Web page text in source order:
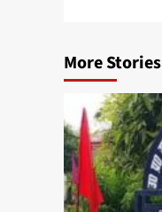
More Stories